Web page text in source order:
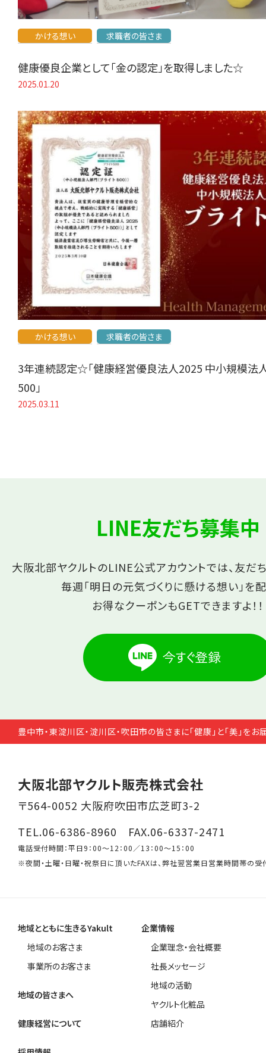
かける想い 求職者の皆さま
健康優良企業として「金の認定」を取得しました☆
2025.01.20
かける想い 求職者の皆さま
3年連続認定☆「健康経営優良法人2025 中小規模法
500」
2025.03.11
LINE友だち募集中
大阪北部ヤクルトのLINE公式アカウントでは、友だ
毎週「明日の元気づくりに懸ける想い」を
お得なクーポンもGETできますよ！！
豊中市・東淀川区・淀川区・吹田市の皆さまに「健康」と「美」をお
大阪北部ヤクルト販売株式会社
〒564-0052 大阪府吹田市広芝町3-2
TEL.06-6386-8960 FAX.06-6337-2471
電話受付時間：平日9：00～12：00／13：00～15：00
※夜間・土曜・日曜・祝祭日に頂いたFAXは、弊社翌営業日営業時間帯の受
地域とともに生きるYakult
地域のお客さま
事業所のお客さま
地域の皆さまへ
健康経営について
企業情報
企業理念・会社概要
社長メッセージ
地域の活動
ヤクルト化粧品
店舗紹介